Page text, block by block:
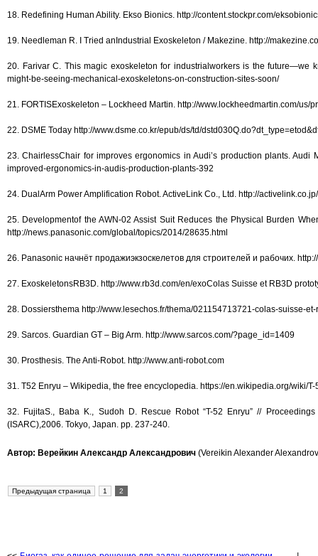
18. Redefining Human Ability. Ekso Bionics. http://content.stockpr.com/
19. Needleman R. I Tried anIndustrial Exoskeleton / Makezine. http://
20. Farivar C. This magic exoskeleton for industrialworkers is the future—we
might-be-seeing-mechanical-exoskeletons-on-construction-sites-soon/
21. FORTISExoskeleton – Lockheed Martin. http://www.lockheedmartin.com/us/
22. DSME Today http://www.dsme.co.kr/epub/ds/td/
23. ChairlessChair for improves ergonomics in Audi’s production plants. Audi
improved-ergonomics-in-audis-production-plants-392
24. DualArm Power Amplification Robot. ActiveLink Co., Ltd. http://
25. Developmentof the AWN-02 Assist Suit Reduces the Physical Burden
http://news.panasonic.com/global/topics/2014/28635.html
26. Panasonic начнёт продажиэкзоскелетов для строителей и рабочих.
27. ExoskeletonsRB3D. http://www.rb3d.com/en/exoColas Suisse et RB3D
28. Dossiersthema http://www.lesechos.fr/thema/021154713721-colas-suisse-
29. Sarcos. Guardian GT – Big Arm. http://www.sarcos.com/?page_id=1409
30. Prosthesis. The Anti-Robot. http://www.anti-robot.com
31. T52 Enryu – Wikipedia, the free encyclopedia. https://en.wikipedia.org/wiki/T-
32. FujitaS., Baba K., Sudoh D. Rescue Robot “T-52 Enryu” //
(ISARC),2006. Tokyo, Japan. pp. 237-240.
Автор: Верейкин Александр Александрович (Vereikin Alexander
Предыдущая страница 1 2